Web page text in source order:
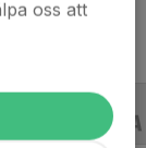
oss att